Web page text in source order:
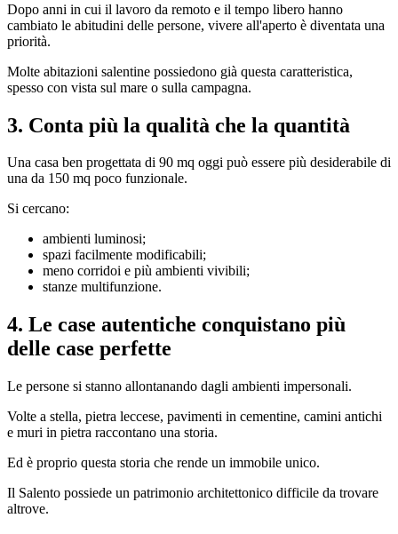
Dopo anni in cui il lavoro da remoto e il tempo libero hanno
cambiato le abitudini delle persone, vivere all'aperto è diventata una
priorità.
Molte abitazioni salentine possiedono già questa caratteristica,
spesso con vista sul mare o sulla campagna.
3. Conta più la qualità che la quantità
Una casa ben progettata di 90 mq oggi può essere più desiderabile di
una da 150 mq poco funzionale.
Si cercano:
ambienti luminosi;
spazi facilmente modificabili;
meno corridoi e più ambienti vivibili;
stanze multifunzione.
4. Le case autentiche conquistano più
delle case perfette
Le persone si stanno allontanando dagli ambienti impersonali.
Volte a stella, pietra leccese, pavimenti in cementine, camini antichi
e muri in pietra raccontano una storia.
Ed è proprio questa storia che rende un immobile unico.
Il Salento possiede un patrimonio architettonico difficile da trovare
altrove.